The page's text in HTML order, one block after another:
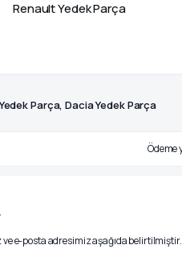
Renault Yedek Parça
Parça, Dacia Yedek Parça
e-posta adresimiz aşağıda belirtilmiştir.